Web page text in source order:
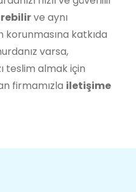
ve aynı
katkıda
varsa,
teslim almak için
firmamızla iletişime